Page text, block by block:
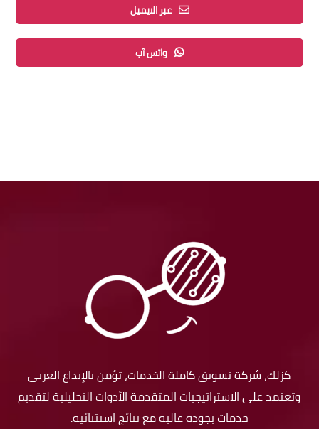
عبر الايميل
واتس آب
كزلك، شركة تسويق كاملة الخدمات، تؤمن بالإبداع العربي
وتعتمد على الاستراتيجيات المتقدمة الأدوات التحليلية لتقديم
خدمات بجودة عالية مع نتائج استثنائية.